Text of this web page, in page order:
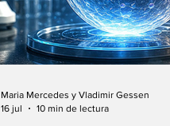
Maria Mercedes y Vladimir Gessen
16 jul
10 min de lectura